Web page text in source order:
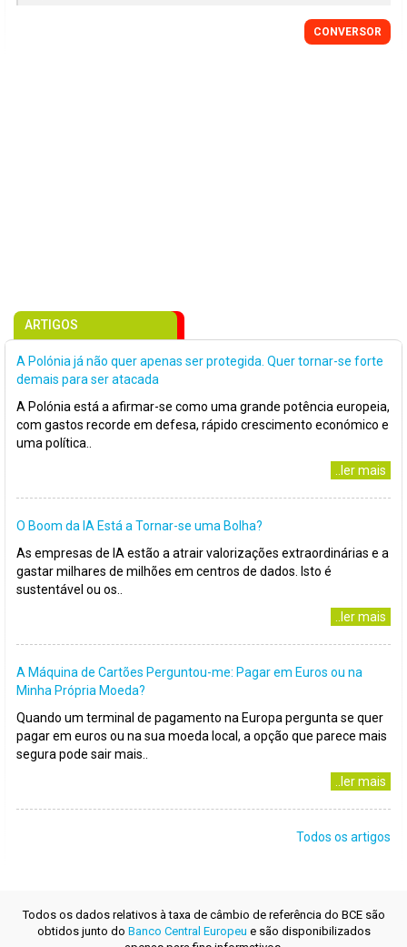
CONVERSOR
ARTIGOS
A Polónia já não quer apenas ser protegida. Quer tornar-se forte
demais para ser atacada
A Polónia está a afirmar-se como uma grande potência europeia,
com gastos recorde em defesa, rápido crescimento económico e
uma política..
..ler mais
O Boom da IA Está a Tornar-se uma Bolha?
As empresas de IA estão a atrair valorizações extraordinárias e a
gastar milhares de milhões em centros de dados. Isto é
sustentável ou os..
..ler mais
A Máquina de Cartões Perguntou-me: Pagar em Euros ou na
Minha Própria Moeda?
Quando um terminal de pagamento na Europa pergunta se quer
pagar em euros ou na sua moeda local, a opção que parece mais
segura pode sair mais..
..ler mais
Todos os artigos
Todos os dados relativos à taxa de câmbio de referência do BCE são
obtidos junto do Banco Central Europeu e são disponibilizados